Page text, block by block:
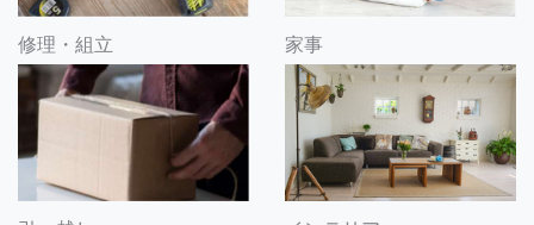
修理・組立 家事